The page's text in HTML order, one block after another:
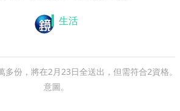
生活
多份，將在2月23日全送出，但需符合2資格。
意圖。